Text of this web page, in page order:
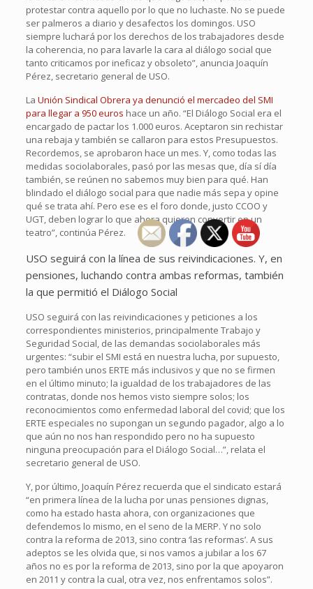
protestar contra aquello por lo que no luchaste. No se puede
ser palmeros a diario y desafectos los domingos. USO
siempre luchará por los derechos de los trabajadores desde
la coherencia, no para lavarle la cara al diálogo social que
tanto criticamos por ineficaz y obsoleto”, anuncia Joaquín
Pérez, secretario general de USO.
La Unión Sindical Obrera ya denunció el mercadeo del SMI
para llegar a 950 euros hace un año. “El Diálogo Social era el
encargado de pactar los 1.000 euros. Aceptaron sin rechistar
una rebaja y también se callaron para estos Presupuestos.
Recordemos, se aprobaron hace un mes. Y, como todas las
medidas sociolaborales, pasó por las mesas que, día sí día
también, se reúnen no sabemos muy bien para qué. Han
blindado el diálogo social para que nadie más sepa y opine
qué se trata ahí. Pero ese es el foro donde, justo CCOO y
UGT, deben lograr lo que ahora quieren convertir en un
teatro”, continúa Pérez.
USO seguirá con la línea de sus reivindicaciones. Y, en
pensiones, luchando contra ambas reformas, también
la que permitió el Diálogo Social
USO seguirá con las reivindicaciones y peticiones a los
correspondientes ministerios, principalmente Trabajo y
Seguridad Social, de las demandas sociolaborales más
urgentes: “subir el SMI está en nuestra lucha, por supuesto,
pero también unos ERTE más inclusivos y que no se firmen
en el último minuto; la igualdad de los trabajadores de las
contratas, donde nos hemos visto siempre solos; los
reconocimientos como enfermedad laboral del covid; que los
ERTE especiales no supongan un segundo pagador, algo a lo
que aún no nos han respondido pero no ha supuesto
ninguna preocupación para el Diálogo Social…”, relata el
secretario general de USO.
Y, por último, Joaquín Pérez recuerda que el sindicato estará
“en primera línea de la lucha por unas pensiones dignas,
como ha estado hasta ahora, con organizaciones que
defendemos lo mismo, en el seno de la MERP. Y no solo
contra la reforma de 2013, sino contra ‘las reformas’. A sus
adeptos se les olvida que, si nos vamos a jubilar a los 67
años no es por la reforma de 2013, sino por la que apoyaron
en 2011 y contra la cual, otra vez, nos enfrentamos solos”.